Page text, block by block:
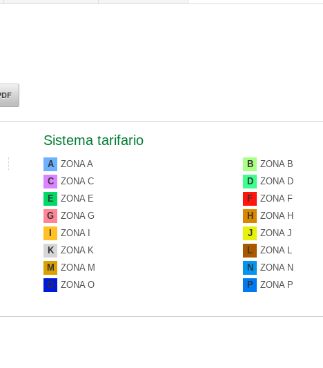
Sistema tarifario
A ZONA A B
ZONA B
C
ZONA C D
ZONA D
E
ZONA E F
ZONA F
G
ZONA G H
ZONA H
ZONA I J
ZONA J
K
ZONA K L
ZONA L
M
ZONA M N
ZONA N
O
ZONA O P ZONA P